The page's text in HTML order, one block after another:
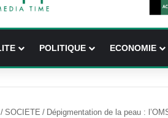
POLITIQUE ECONOMIE
/ SOCIETE / Dépigmentation de la peau :